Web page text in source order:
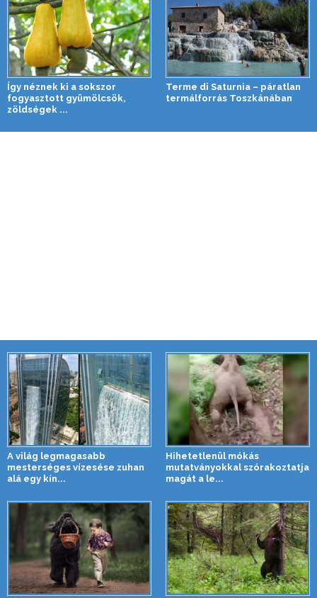
Így néznek ki a sokszor
fogyasztott gyümölcsök,
zöldségek ...
Terme di Saturnia – páratlan
termálforrás Toszkánában
A világ legmagasabb
mesterséges vízesése zuhan
alá egy kín...
Hihetetlenül mókás
mutatványokkal szórakoztatja
magát a le...